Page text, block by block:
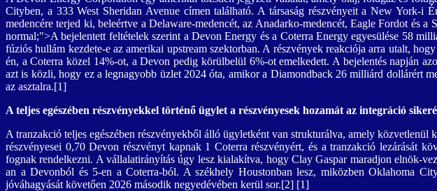
Cityben, a 333 West Sheridan Avenue címen található. A társaság részvényeit a New York-
medencére terjed ki, beleértve a Delaware-medencét, az Anadarko-medencét, Eagle Fordot
normal;">A bejelentett feltételek szerint a Devon Energy és a Coterra Energy egyesülése 58
fúziós hullám kezdete-e az amerikai upstream szektorban. A részvények reakciója arra utalt,
én, a Coterra közel 14%-ot, a Devon pedig körülbelül 6%-ot emelkedett. A bejelentés napján
azt is közli, hogy ez a legnagyobb üzlet 2024 óta, amikor a Diamondback 26 milliárd dollárért
az asztalra.[1]
A teljes egészében részvényekkel történő ügylet a részvényesek hozamát az integráció
A tranzakció teljes egészében részvényekből álló ügyletként van strukturálva, amely
részvényesei 0,70 Devon részvényt kapnak 1 Coterra részvényért, és a tranzakció lezárását
fognak rendelkezni. A vállalatirányítás úgy lesz kialakítva, hogy Clay Gaspar maradjon elnök-
an a Devonból és 5-en a Coterra-ból. A székhely Houstonban lesz, miközben Oklahoma
jóváhagyását követően 2026 második negyedévében kerül sor.[2] [1]